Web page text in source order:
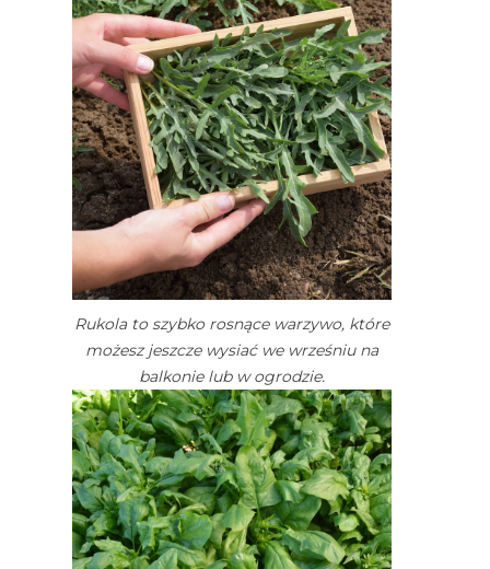
Rukola to szybko rosnące warzywo, które
możesz jeszcze wysiać we wrześniu na
balkonie lub w ogrodzie.